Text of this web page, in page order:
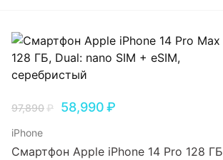
97,890₽ 58,990₽
iPhone
Смартфон Apple iPhone 14 Pro 128